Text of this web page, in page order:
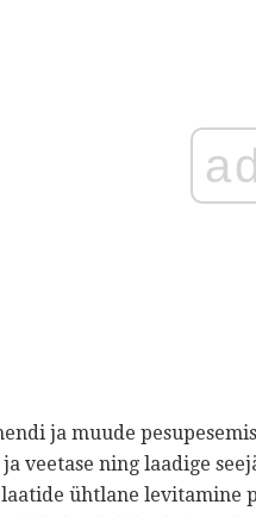
ja muude
veetase ning laadige
ühtlane levitamine